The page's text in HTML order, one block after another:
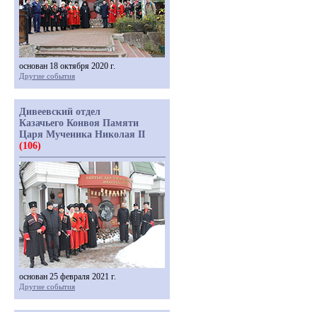
основан 18 октября 2020 г.
Другие события
Дивеевский отдел
Казачьего Конвоя Памяти
Царя Мученика Николая II
(106)
основан 25 февраля 2021 г.
Другие события